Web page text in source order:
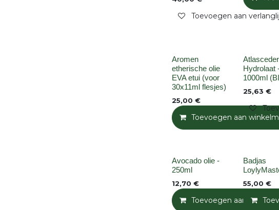
Toevoegen aan
None
Aromen
etherische olie
EVA etui (voor
30x11ml flesjes)
25,00 €
Toevoegen aan
Niet op
Atlasceder
Hydrolaat
1000ml
25,63 €
None
Avocado olie -
250ml
12,70 €
Toevoegen aan
None
Badjas
55,00 €